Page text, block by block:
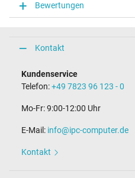
Bewertungen
Kontakt
Kundenservice
Telefon:+49 7823 96 123 - 0
Mo-Fr: 9:00-12:00 Uhr
E-Mail: info@ipc-computer.de
Kontakt